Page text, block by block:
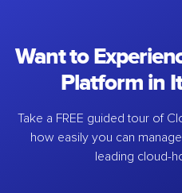
Want to
Platform in
Take a FREE guided tour of
how easily you can
leading cloud-